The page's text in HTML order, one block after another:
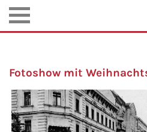
Fotoshow mit